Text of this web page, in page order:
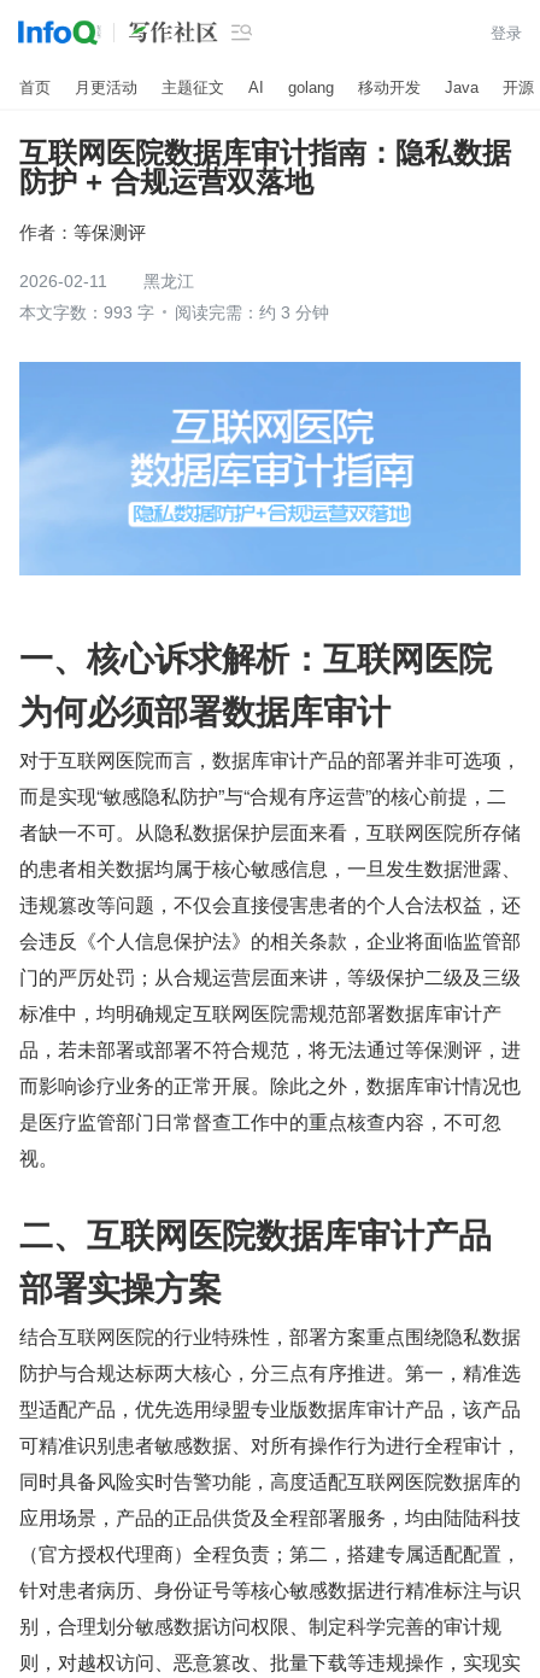
 登录
首页 月更活动 主题征文 AI golang 移动开发 Java 开源
互联网医院数据库审计指南：隐私数据
防护 + 合规运营双落地
作者： 等保测评
2026-02-11
黑龙江
本文字数：993 字
阅读完需：约 3 分钟
一、核心诉求解析：互联网医院
为何必须部署数据库审计
对于互联网医院而言，数据库审计产品的部署并非可选项，
而是实现“敏感隐私防护”与“合规有序运营”的核心前提，二
者缺一不可。从隐私数据保护层面来看，互联网医院所存储
的患者相关数据均属于核心敏感信息，一旦发生数据泄露、
违规篡改等问题，不仅会直接侵害患者的个人合法权益，还
会违反《个人信息保护法》的相关条款，企业将面临监管部
门的严厉处罚；从合规运营层面来讲，等级保护二级及三级
标准中，均明确规定互联网医院需规范部署数据库审计产
品，若未部署或部署不符合规范，将无法通过等保测评，进
而影响诊疗业务的正常开展。除此之外，数据库审计情况也
是医疗监管部门日常督查工作中的重点核查内容，不可忽
视。
二、互联网医院数据库审计产品
部署实操方案
结合互联网医院的行业特殊性，部署方案重点围绕隐私数据
防护与合规达标两大核心，分三点有序推进。第一，精准选
型适配产品，优先选用绿盟专业版数据库审计产品，该产品
可精准识别患者敏感数据、对所有操作行为进行全程审计，
同时具备风险实时告警功能，高度适配互联网医院数据库的
应用场景，产品的正品供货及全程部署服务，均由陆陆科技
（官方授权代理商）全程负责；第二，搭建专属适配配置，
针对患者病历、身份证号等核心敏感数据进行精准标注与识
别，合理划分敏感数据访问权限、制定科学完善的审计规
则，对越权访问、恶意篡改、批量下载等违规操作，实现实